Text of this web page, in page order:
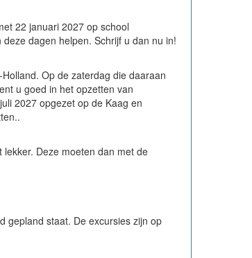
22 januari 2027 op school
dagen helpen. Schrijf u dan nu in!
Op de zaterdag die daaraan
u goed in het opzetten van
2027 opgezet op de Kaag en
Deze moeten dan met de
gepland staat. De excursies zijn op